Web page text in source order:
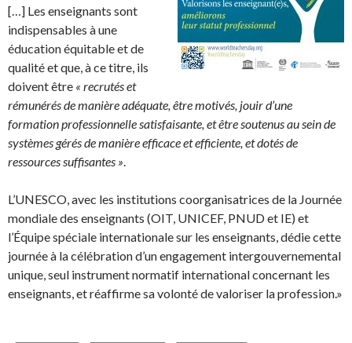
[…] Les enseignants sont
indispensables à une
éducation équitable et de
qualité et que, à ce titre, ils
doivent être « recrutés et
rémunérés de manière adéquate, être motivés, jouir d’une
formation professionnelle satisfaisante, et être soutenus au sein de
systèmes gérés de manière efficace et efficiente, et dotés de
ressources suffisantes »
L’UNESCO, avec les institutions coorganisatrices de la Journée
mondiale des enseignants (OIT, UNICEF, PNUD et IE) et
l’Équipe spéciale internationale sur les enseignants, dédie cette
journée à la célébration d’un engagement intergouvernemental
unique, seul instrument normatif international concernant les
enseignants, et réaffirme sa volonté de valoriser la profession.»